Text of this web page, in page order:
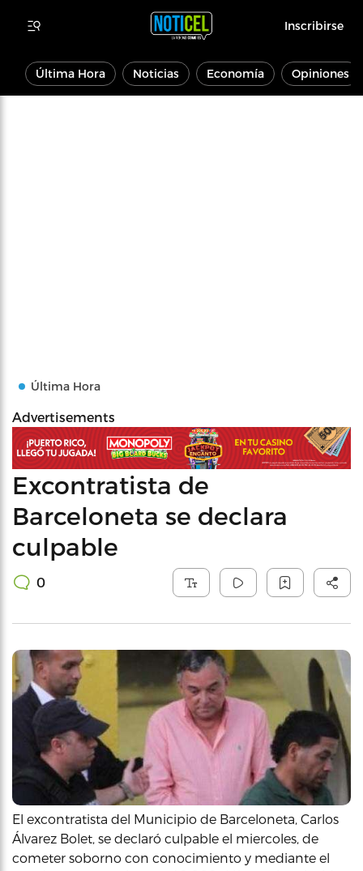
Inscribirse
Última Hora Noticias Economía Opiniones
Última Hora
Advertisements
Excontratista de
Barceloneta se declara
culpable
0
El excontratista del Municipio de Barceloneta, Carlos
Álvarez Bolet, se declaró culpable el miercoles, de
cometer soborno con conocimiento y mediante el